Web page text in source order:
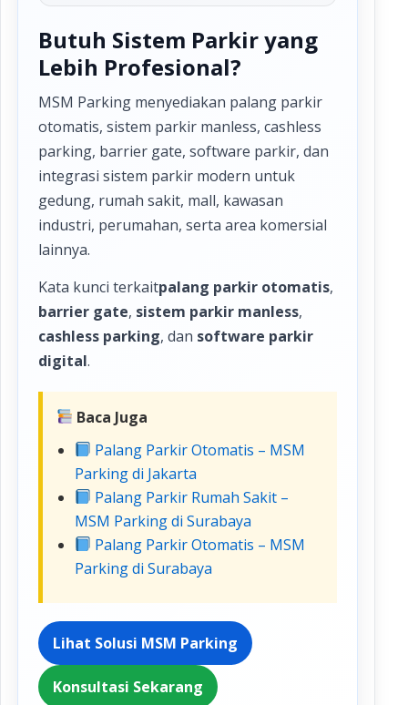
Butuh Sistem Parkir yang
Lebih Profesional?
MSM Parking menyediakan palang parkir
otomatis, sistem parkir manless, cashless
parking, barrier gate, software parkir, dan
integrasi sistem parkir modern untuk
gedung, rumah sakit, mall, kawasan
industri, perumahan, serta area komersial
lainnya.
Kata kunci terkaitpalang parkir otomatis,
barrier gate, sistem parkir manless,
cashless parking, dan software parkir
digital.
Baca Juga
Palang Parkir Otomatis – MSM
Parking di Jakarta
Palang Parkir Rumah Sakit –
MSM Parking di Surabaya
Palang Parkir Otomatis – MSM
Parking di Surabaya
Lihat Solusi MSM Parking
Konsultasi Sekarang